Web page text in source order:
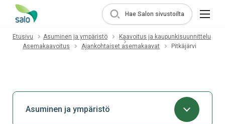
Hae Salon sivustoilta
Etusivu Asuminen ja ympäristö
Kaavoitus ja kaupunkisuunnittelu
Asemakaavoitus
Ajankohtaiset asemakaavat Pitkäjärvi
Asuminen ja ympäristö